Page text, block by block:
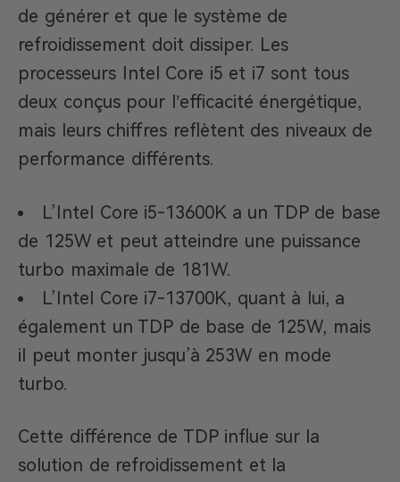
de générer et que le système de
refroidissement doit dissiper. Les
processeurs Intel Core i5 et i7 sont tous
deux conçus pour l’efficacité énergétique,
mais leurs chiffres reflètent des niveaux de
performance différents.
L’Intel Core i5-13600K a un TDP de base
de 125W et peut atteindre une puissance
turbo maximale de 181W.
L’Intel Core i7-13700K, quant à lui, a
également un TDP de base de 125W, mais
il peut monter jusqu’à 253W en mode
turbo.
Cette différence de TDP influe sur la
solution de refroidissement et la